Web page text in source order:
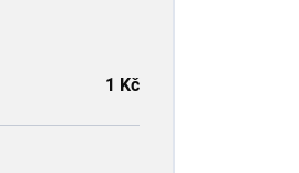
1 Kč